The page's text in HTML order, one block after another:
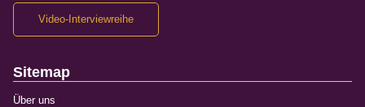
Video-Interviewreihe
Sitemap
Über uns